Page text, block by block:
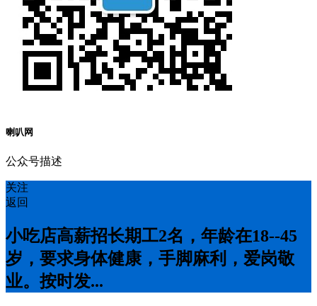
喇叭网
公众号描述
关注
返回
小吃店高薪招长期工2名，年龄在18--45
岁，要求身体健康，手脚麻利，爱岗敬
业。按时发...